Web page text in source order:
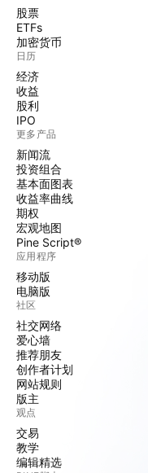
股票
ETFs
加密货币
日历
经济
收益
股利
IPO
更多产品
新闻流
投资组合
基本面图表
收益率曲线
期权
宏观地图
Pine Script®
应用程序
移动版
电脑版
社区
社交网络
爱心墙
推荐朋友
创作者计划
网站规则
版主
观点
交易
教学
编辑精选